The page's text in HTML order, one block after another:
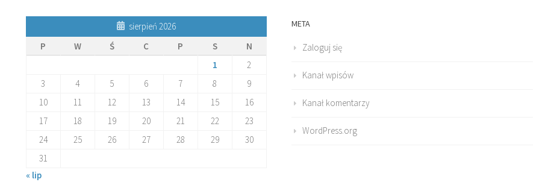
sierpień 2026
P
W Ś C P S
N
1
2
3
4 5 6 7 8
9
10
11 12 13 14 15
16
17
18 19 20 21 22
23
24
25 26 27 28 29
30
31
« lip
META
Zaloguj się
Kanał wpisów
Kanał komentarzy
WordPress.org